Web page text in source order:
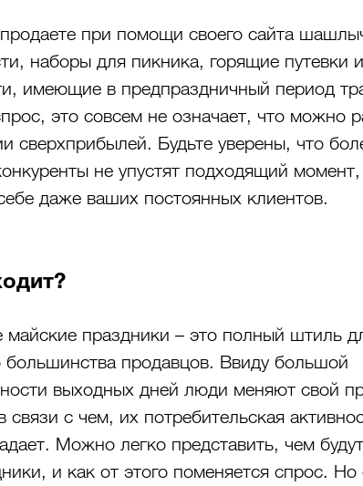
при помощи своего сайта
наборы для пикника, горящие путевки
имеющие в предпраздничный период
это совсем не означает, что можно
сверхприбылей. Будьте уверены, что
не упустят подходящий
даже ваших постоянных клиентов.
праздники – это полный штиль
продавцов. Ввиду большой
выходных дней люди меняют свой
с чем, их потребительская
Можно легко представить, чем
и как от этого поменяется спрос.